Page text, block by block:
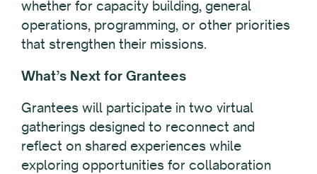
whether for capacity building, general
operations, programming, or other priorities
that strengthen their missions.
What’s Next for Grantees
Grantees will participate in two virtual
gatherings designed to reconnect and
reflect on shared experiences while
exploring opportunities for collaboration